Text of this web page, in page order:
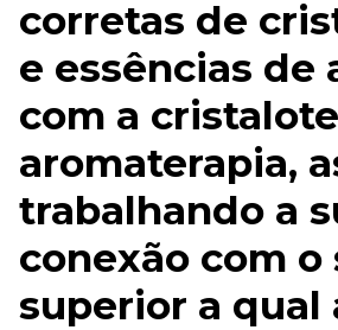
corretas de
e essências de
com a
aromaterapia,
trabalhando a
conexão com o
superior a qual